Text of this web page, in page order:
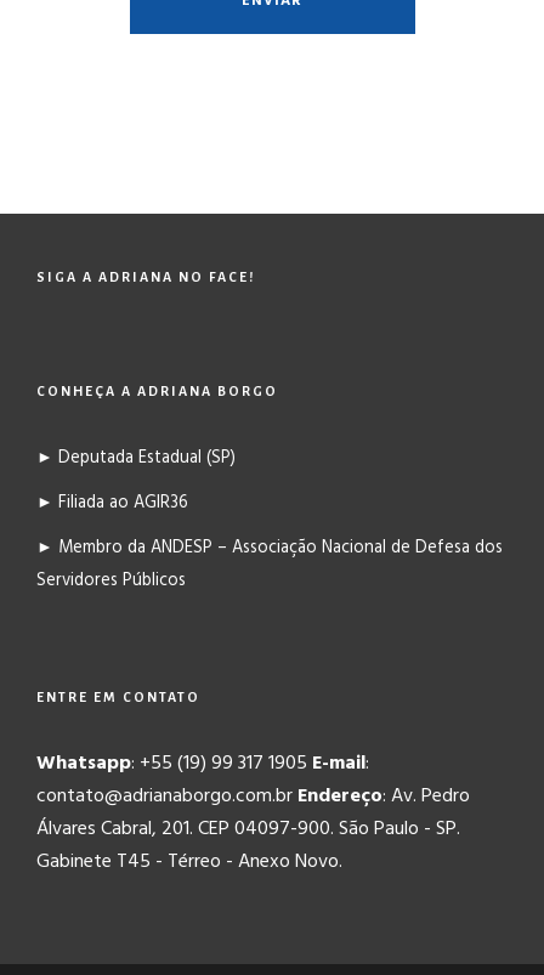
SIGA A ADRIANA NO FACE!
CONHEÇA A ADRIANA BORGO
► Deputada Estadual (SP)
► Filiada ao AGIR36
► Membro da ANDESP – Associação Nacional de Defesa dos
Servidores Públicos
ENTRE EM CONTATO
Whatsapp: +55 (19) 99 317 1905 E-mail:
contato@adrianaborgo.com.brEndereço: Av. Pedro
Álvares Cabral, 201. CEP 04097-900. São Paulo - SP.
Gabinete T45 - Térreo - Anexo Novo.